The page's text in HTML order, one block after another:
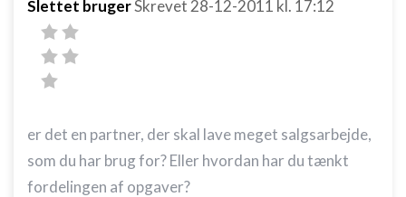
Slettet brugerSkrevet 28-12-2011 kl. 17:12
er det en partner, der skal lave meget salgsarbejde,
som du har brug for? Eller hvordan har du tænkt
fordelingen af opgaver?